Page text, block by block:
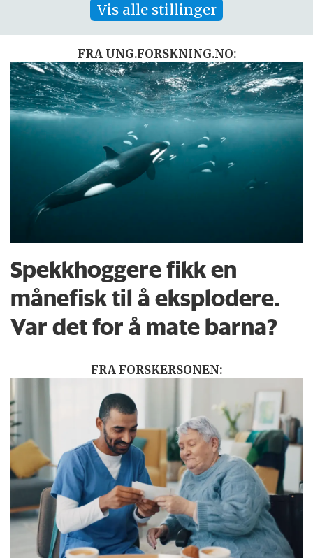
Vis alle stillinger
FRA UNG.FORSKNING.NO:
Spekkhoggere fikk en
månefisk til å eksplodere.
Var det for å mate barna?
FRA FORSKERSONEN: